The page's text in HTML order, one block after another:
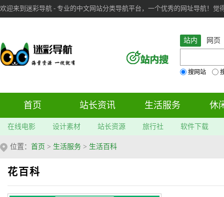
欢迎来到迷彩导航 - 专业的中文网站分类导航平台，一个优秀的网址导航！觉
站内 网页
搜网站
首页 站长资讯 生活服务 休
在线电影 设计素材 站长资源 旅行社 软件下载
位置： 首页 > 生活服务 > 生活百科
花百科